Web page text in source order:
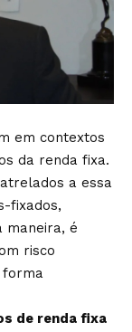
em contextos
da renda fixa.
a essa
fixados,
maneira, é
risco
forma
de renda fixa